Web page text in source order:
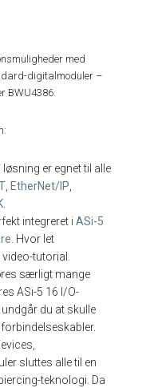
med
digitalmoduler –
BWU4386.
er egnet til alle
EtherNet/IP
integreret iASi-5
. Hvor let
tutorial.
særligt mange
ASi-5 16 I/O-
du at skulle
sluttes alle til en
teknologi. Da